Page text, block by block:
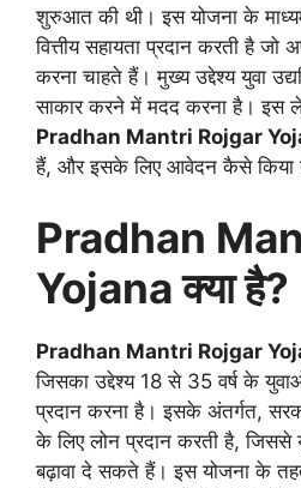
शुरुआत की थी। इस योजना के
वित्तीय सहायता प्रदान करती है
करना चाहते हैं। मुख्य उद्देश्य युवा
साकार करने में मदद करना है। इस
Pradhan Mantri Rojgar
हैं, और इसके लिए आवेदन कैसे किया
Pradhan
Yojana क्या है?
Pradhan Mantri Rojgar
जिसका उद्देश्य 18 से 35 वर्ष के
प्रदान करना है। इसके अंतर्गत,
के लिए लोन प्रदान करती है, जिससे
बढ़ावा दे सकते हैं। इस योजना के तहत